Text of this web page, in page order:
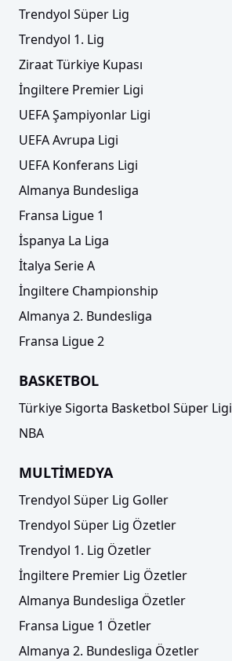
Trendyol Süper Lig
Trendyol 1. Lig
Ziraat Türkiye Kupası
İngiltere Premier Ligi
UEFA Şampiyonlar Ligi
UEFA Avrupa Ligi
UEFA Konferans Ligi
Almanya Bundesliga
Fransa Ligue 1
İspanya La Liga
İtalya Serie A
İngiltere Championship
Almanya 2. Bundesliga
Fransa Ligue 2
BASKETBOL
Türkiye Sigorta Basketbol Süper Ligi
NBA
MULTİMEDYA
Trendyol Süper Lig Goller
Trendyol Süper Lig Özetler
Trendyol 1. Lig Özetler
İngiltere Premier Lig Özetler
Almanya Bundesliga Özetler
Fransa Ligue 1 Özetler
Almanya 2. Bundesliga Özetler